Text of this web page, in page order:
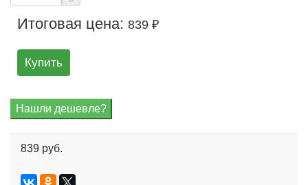
Итоговая цена: 839 ₽
Купить
839 руб.